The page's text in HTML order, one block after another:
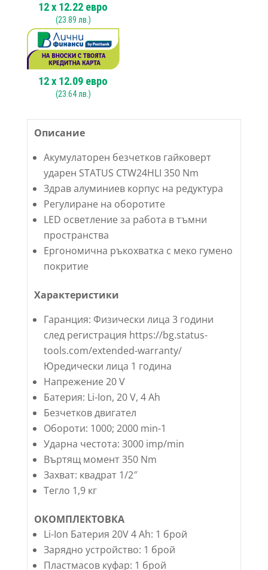
12x 12.22 евро
(23.89 лв.)
12x 12.09 евро
(23.64лв.)
Описание
Акумулаторен безчетков гайковерт
ударен STATUS CTW24HLI 350 Nm
Здрав алуминиев корпус на редуктура
Регулиране на оборотите
LED осветление за работа в тъмни
пространства
Ергономична ръкохватка с меко гумено
покритие
Характеристики
Гаранция: Физически лица 3 години
след регистрация https://bg.status-
tools.com/extended-warranty/
Юредически лица 1 година
Напрежение 20 V
Батерия: Li-Ion, 20 V, 4 Ah
Безчетков двигател
Обороти: 1000; 2000 min-1
Ударна честота: 3000 imp/min
Въртящ момент 350 Nm
Захват: квадрат 1/2″
Тегло 1,9 кг
ОКОМПЛЕКТОВКА
Li-Ion Батерия 20V 4 Ah: 1 брой
Зарядно устройство: 1 брой
Пластмасов куфар: 1 брой